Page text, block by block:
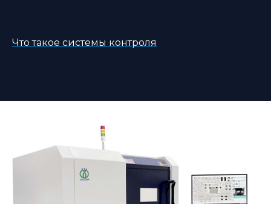
Что такое системы контроля